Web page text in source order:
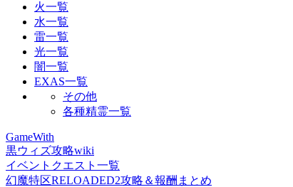
火一覧
水一覧
雷一覧
光一覧
闇一覧
EXAS一覧
その他
各種精霊一覧
GameWith
黒ウィズ攻略wiki
イベントクエスト一覧
幻魔特区RELOADED2攻略＆報酬まとめ